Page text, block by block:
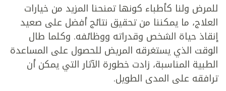
للمرض ولنا كأطباء كونها تمنحنا المزيد من خيارات
العلاج، ما يمكننا من تحقيق نتائج أفضل على صعيد
إنقاذ حياة الشخص وقدراته ووظائفه. وكلما طال
الوقت الذي يستغرقه المريض للحصول على المساعدة
الطبية المناسبة، زادت خطورة الآثار التي يمكن أن
ترافقه على المدى الطويل.